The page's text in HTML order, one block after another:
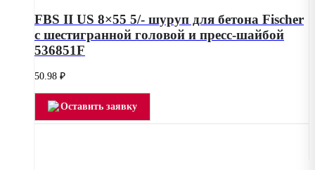
FBS II US 8×55 5/- шуруп для бетона Fischer
с шестигранной головой и пресс-шайбой
536851F
50.98 ₽
Оставить заявку